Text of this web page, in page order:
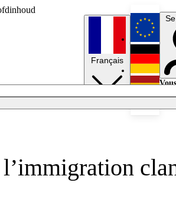
Français